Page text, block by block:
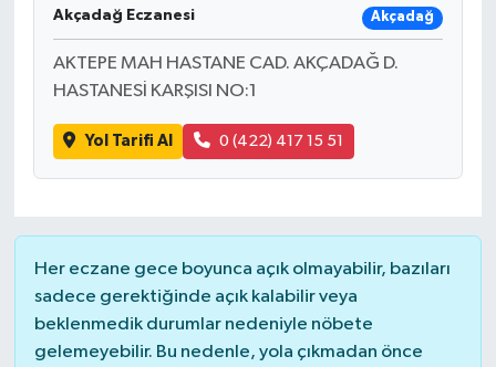
Akçadağ Eczanesi Akçadağ
AKTEPE MAH HASTANE CAD. AKÇADAĞ D.
HASTANESİ KARŞISI NO:1
Yol Tarifi Al 0 (422) 417 15 51
Her eczane gece boyunca açık olmayabilir, bazıları
sadece gerektiğinde açık kalabilir veya
beklenmedik durumlar nedeniyle nöbete
gelemeyebilir. Bu nedenle, yola çıkmadan önce